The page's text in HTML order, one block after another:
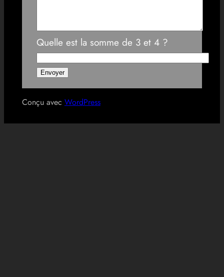
Quelle est la somme de 3 et 4 ?
Conçu avec WordPress